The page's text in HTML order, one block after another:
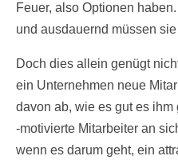
Feuer, also Optionen
und ausdauernd müssen
Doch dies allein genügt
ein Unternehmen neue
davon ab, wie es gut es
-motivierte Mitarbeiter an
wenn es darum geht, ein